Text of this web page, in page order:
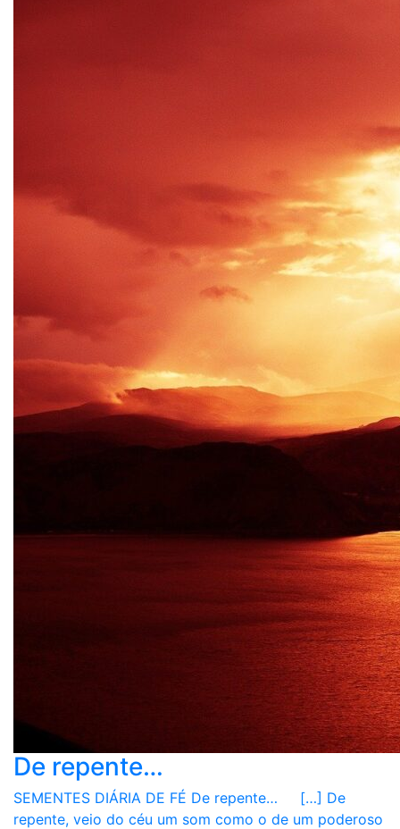
De repente…
SEMENTES DIÁRIA DE FÉ De repente… […] De
repente, veio do céu um som como o de um poderoso